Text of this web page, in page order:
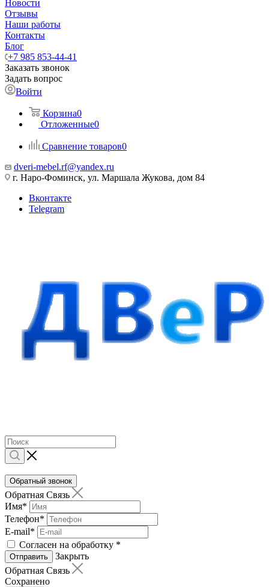
Новости
Отзывы
Наши работы
Контакты
Блог
+7 985 853-44-41
Заказать звонок
Задать вопрос
Войти
Корзина0
Отложенные0
Сравнение товаров0
dveri-mebel.rf@yandex.ru
г. Наро-Фоминск, ул. Маршала Жукова, дом 84
Вконтакте
Telegram
Обратный звонок
Обратная Связь
Имя*
Телефон*
E-mail*
Согласен на обработку *
Отправить
Закрыть
Обратная Связь
Сохранено